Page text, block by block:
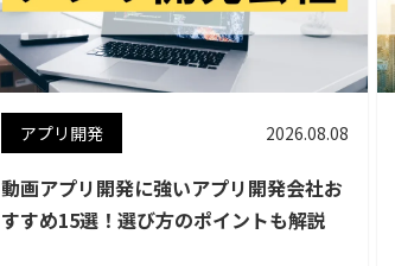
アプリ開発 2026.08.08
動画アプリ開発に強いアプリ開発会社お
すすめ15選！選び方のポイントも解説